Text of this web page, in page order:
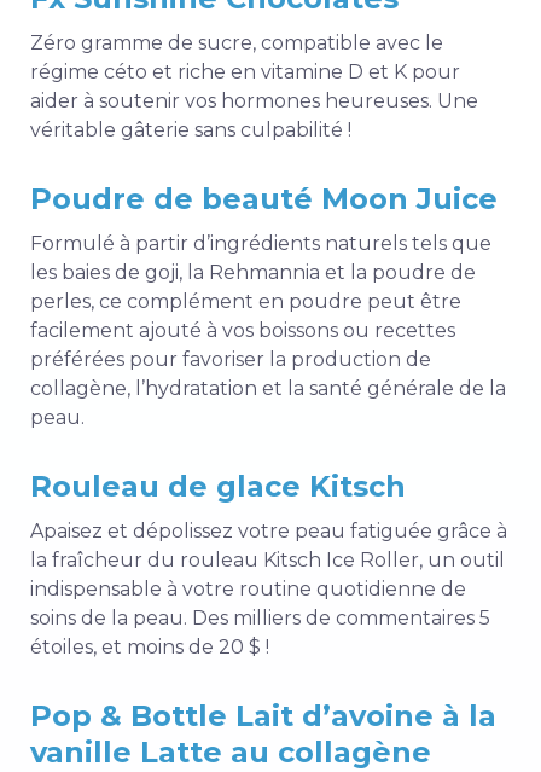
Zéro gramme de sucre, compatible avec le
régime céto et riche en vitamine D et K pour
aider à soutenir vos hormones heureuses. Une
véritable gâterie sans culpabilité !
Poudre de beauté Moon Juice
Formulé à partir d’ingrédients naturels tels que
les baies de goji, la Rehmannia et la poudre de
perles, ce complément en poudre peut être
facilement ajouté à vos boissons ou recettes
préférées pour favoriser la production de
collagène, l’hydratation et la santé générale de la
peau.
Rouleau de glace Kitsch
Apaisez et dépolissez votre peau fatiguée grâce à
la fraîcheur du rouleau Kitsch Ice Roller, un outil
indispensable à votre routine quotidienne de
soins de la peau. Des milliers de commentaires 5
étoiles, et moins de 20 $ !
Pop & Bottle Lait d’avoine à la
vanille Latte au collagène